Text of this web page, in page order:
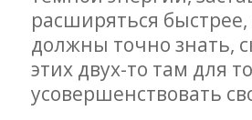
расширяться быстрее,
должны точно знать,
этих двух-то там для
усовершенствовать